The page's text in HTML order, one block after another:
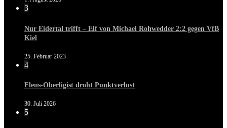
3
Nur Eidertal trifft – Elf von Michael Rohwedder 2:2 gegen VfB
Kiel
25. Februar 2023
4
Flens-Oberligist droht Punktverlust
30. Juli 2026
5